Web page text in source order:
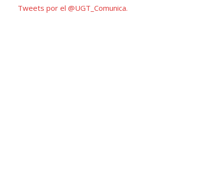
Tweets por el @UGT_Comunica.